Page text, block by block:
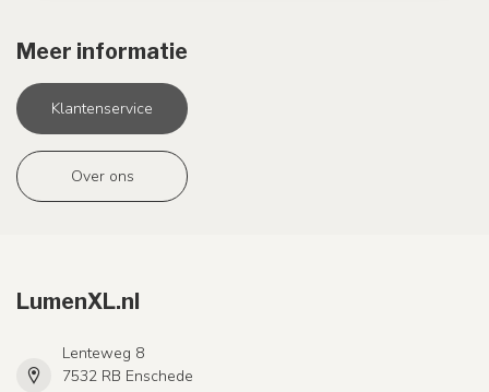
Meer informatie
Klantenservice
Over ons
LumenXL.nl
Lenteweg 8
7532 RB Enschede